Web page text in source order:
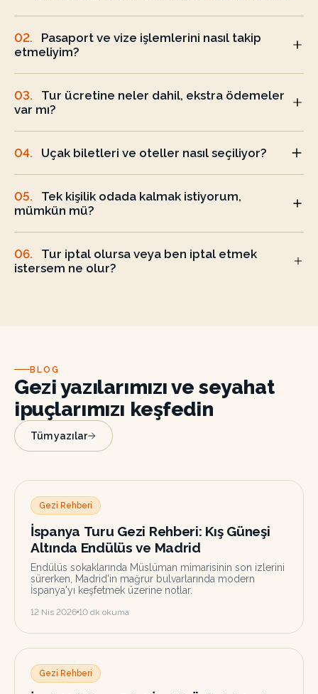
02.
Pasaport ve vize işlemlerini nasıl takip
etmeliyim?
03.
Tur ücretine neler dahil, ekstra ödemeler
var mı?
04. Uçak biletleri ve oteller nasıl seçiliyor?
05.
Tek kişilik odada kalmak istiyorum,
mümkün mü?
06.
Tur iptal olursa veya ben iptal etmek
istersem ne olur?
BLOG
Gezi yazılarımızı ve seyahat
ipuçlarımızı keşfedin
Tüm yazılar
Gezi Rehberi
İspanya Turu Gezi Rehberi: Kış Güneşi
Altında Endülüs ve Madrid
Endülüs sokaklarında Müslüman mimarisinin son izlerini
sürerken, Madrid'in mağrur bulvarlarında modern
İspanya'yı keşfetmek üzerine notlar.
12 Nis 2026 10 dk okuma
Gezi Rehberi